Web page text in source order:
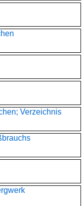
Verzeichnis